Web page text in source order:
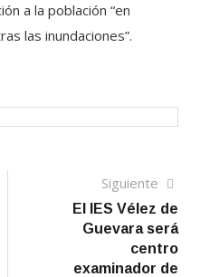
a la población “en
las inundaciones”.
Siguiente
El IES Vélez de
Guevara será
centro
examinador de